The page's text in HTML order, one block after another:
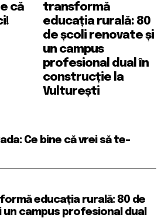
că
transformă
educația rurală: 80
de școli renovate și
un campus
profesional dual în
construcție la
Vulturești
Ce bine că vrei să te-
educația rurală: 80 de
campus profesional dual